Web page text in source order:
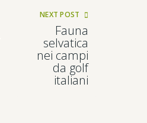
NEXT POST
Fauna
selvatica
nei campi
da golf
italiani